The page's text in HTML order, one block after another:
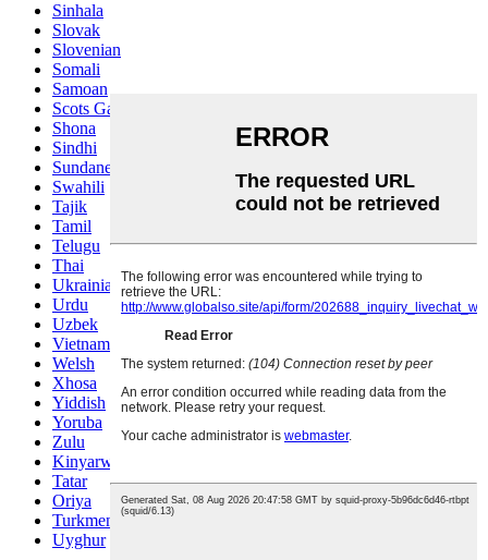
Sinhala
Slovak
Slovenian
Somali
Samoan
Scots Gaelic
Shona
Sindhi
Sundanese
Swahili
Tajik
Tamil
Telugu
Thai
Ukrainian
Urdu
Uzbek
Vietnamese
Welsh
Xhosa
Yiddish
Yoruba
Zulu
Kinyarwanda
Tatar
Oriya
Turkmen
Uyghur